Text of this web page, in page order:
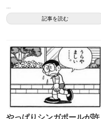
記事を読む
やっぱりシンガポールが許